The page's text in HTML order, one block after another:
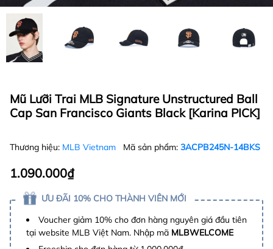
Mũ Lưỡi Trai MLB Signature Unstructured Ball
Cap San Francisco Giants Black [Karina PICK]
Thương hiệu: MLB Vietnam Mã sản phẩm: 3ACPB245N-14BKS
1.090.000₫
ƯU ĐÃI 10% CHO THÀNH VIÊN MỚI
Voucher giảm 10% cho đơn hàng nguyên giá đầu tiên
tại website MLB Việt Nam. Nhập mã MLBWELCOME